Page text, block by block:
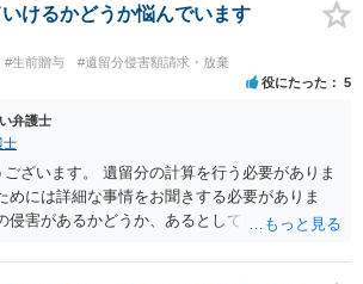
ご相談については、どうしても限界が出てしま
けるかどうか悩んでいます
#生前贈与 #遺留分侵害額請求・放棄
役にたった 5
弁護士
士
ざいます。 遺留分の計算を行う必要がありま
めには詳細な事情をお聞きする必要がありま
侵害があるかどうか、あるとしてどの程度の金
思います。